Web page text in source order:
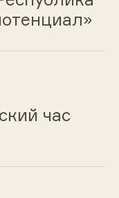
час